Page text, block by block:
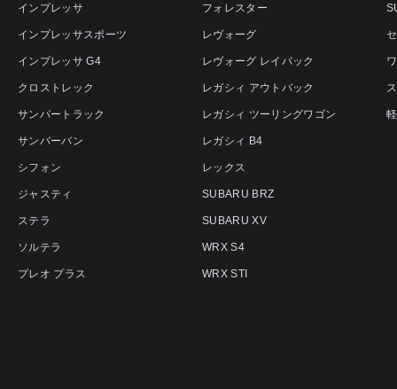
インプレッサ
インプレッサスポーツ
インプレッサ G4
クロストレック
サンバートラック
サンバーバン
シフォン
ジャスティ
ステラ
ソルテラ
プレオ プラス
フォレスター
レヴォーグ
レヴォーグ レイバック
レガシィ アウトバック
レガシィ ツーリングワゴン
レガシィ B4
レックス
SUBARU BRZ
SUBARU XV
WRX S4
WRX STI